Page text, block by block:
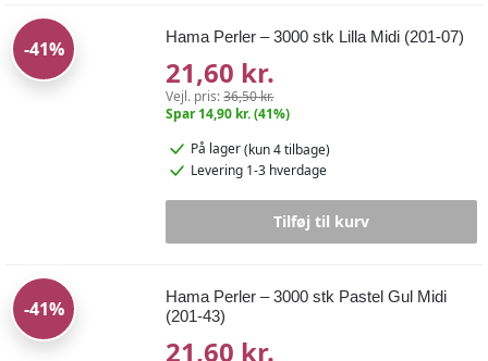
-41%
Hama Perler – 3000 stk Lilla Midi (201-07)
21,60 kr.
Vejl. pris:36,50 kr.
Spar 14,90 kr. (41%)
På lager(kun 4 tilbage)
Levering 1-3 hverdage
Tilføj til kurv
-41%
Hama Perler – 3000 stk Pastel Gul Midi
(201-43)
21,60 kr.